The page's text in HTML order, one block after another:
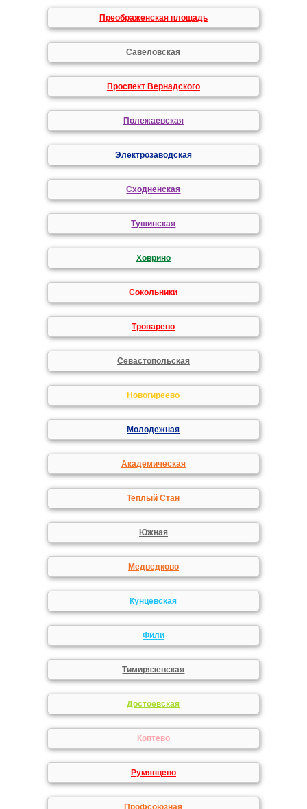
Преображенская площадь
Савеловская
Проспект Вернадского
Полежаевская
Электрозаводская
Сходненская
Тушинская
Ховрино
Сокольники
Тропарево
Севастопольская
Новогиреево
Молодежная
Академическая
Теплый Стан
Южная
Медведково
Кунцевская
Фили
Тимирязевская
Достоевская
Коптево
Румянцево
Профсоюзная